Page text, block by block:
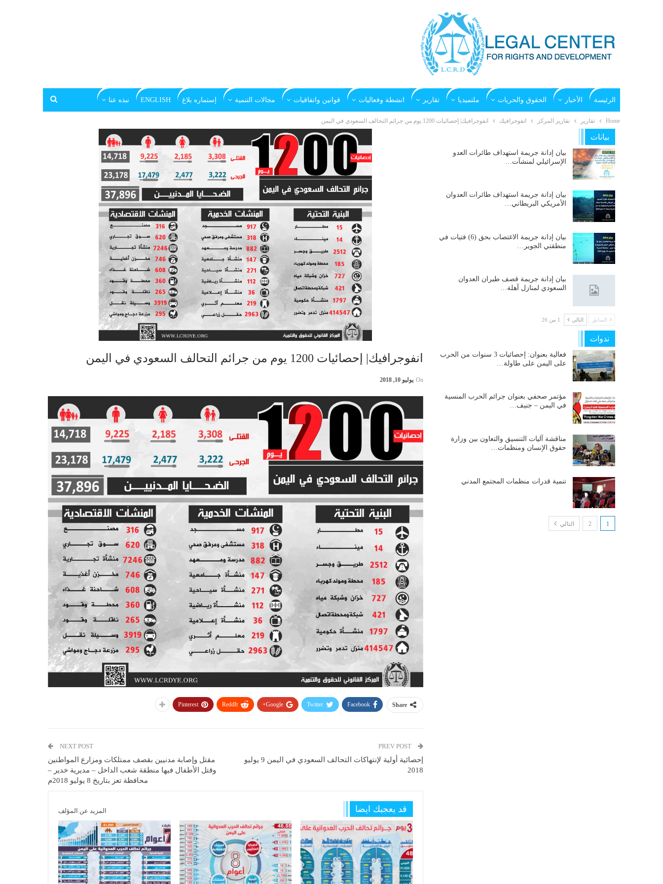
الرئيسة الأخبار الحقوق والحريات ملتميديا تقارير انشطة وفعاليات قوانين واتفاقيات مجالات التنمية إستماره بلاغ ENGLISH نبذه عنا
Home تقارير تقارير المركز انفوجرافيك انفوجرافيك| إحصائيات 1200 يوم من جرائم التحالف السعودي في اليمن
انفوجرافيك| إحصائيات 1200 يوم من جرائم التحالف السعودي في اليمن
On يوليو 10, 2018
Share
Facebook
Twitter
Google+
ReddIt
Pinterest
PREV POST
إحصائية أولية لإنتهاكات التحالف السعودي في اليمن 9 يوليو
2018
NEXT POST
مقتل وإصابة مدنيين بقصف ممتلكات ومزارع المواطنين
وقتل الأطفال فيها منطقة شعب الداخل – مديرية خدير –
محافظة تعز بتاريخ 8 يوليو 2018م
قد يعجبك ايضا المزيد عن المؤلف
بيانات
بيان إدانة جريمة استهداف طائرات العدو
الإسرائيلي لمنشآت…
بيان إدانة جريمة استهداف طائرات العدوان
الأمريكي البريطاني…
بيان إدانة جريمة الاغتصاب بحق (6) فتيات في
منطقتي الجوير…
بيان إدانة جريمة قصف طيران العدوان
السعودي لمنازل آهلة…
السابق التالي 1 من 26
ندوات
فعالية بعنوان: إحصائيات 3 سنوات من الحرب
على اليمن على طاولة…
مؤتمر صحفي بعنوان جرائم الحرب المنسية
في اليمن – جنيف…
مناقشة آليات التنسيق والتعاون بين وزارة
حقوق الإنسان ومنظمات…
تنمية قدرات منظمات المجتمع المدني
1
2 التالي